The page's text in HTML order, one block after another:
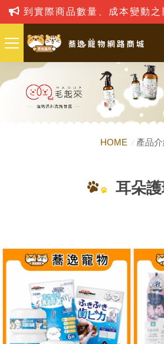
到實際商品數量、成本變動之
HOME 產品
耳朵